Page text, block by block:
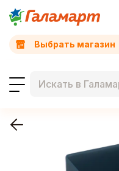
Выбрать магазин